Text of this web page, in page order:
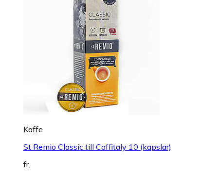
Kaffe
St Remio Classic till Caffitaly 10 (kapslar)
fr.